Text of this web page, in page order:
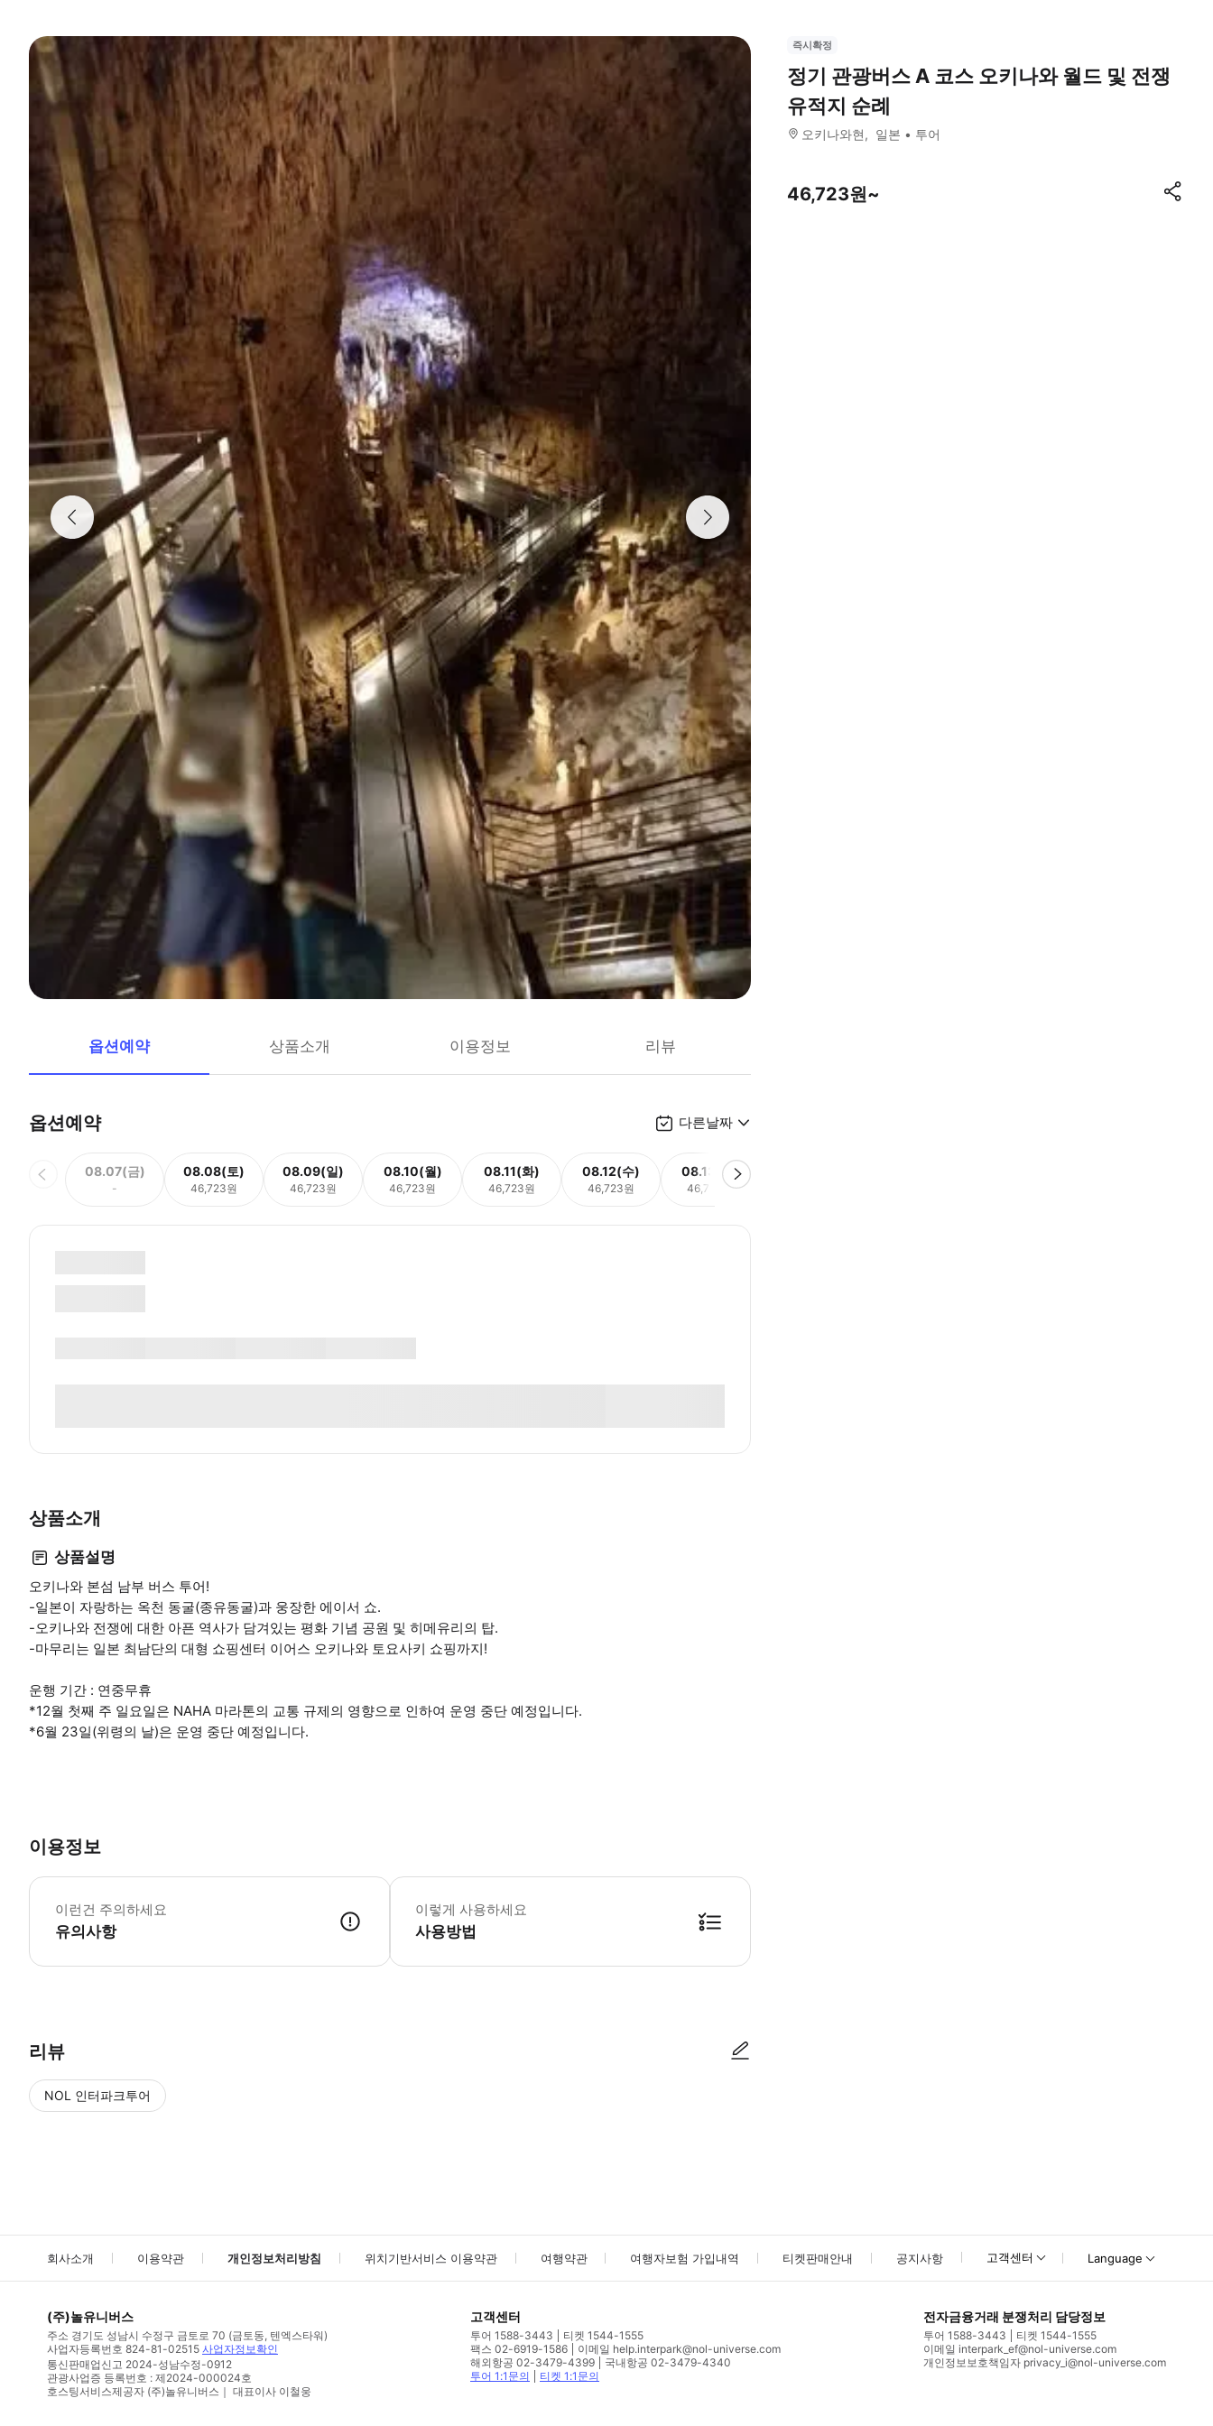
옵션예약 상품소개 이용정보 리뷰
옵션예약 다른날짜
08.07(금)
-
08.08(토)
46,723원
08.09(일)
46,723원
08.10(월)
46,723원
08.11(화)
46,723원
08.12(수)
46,723원
08.13(목)
46,723원
상품소개
상품설명
오키나와 본섬 남부 버스 투어!
-일본이 자랑하는 옥천 동굴(종유동굴)과 웅장한 에이서 쇼.
-오키나와 전쟁에 대한 아픈 역사가 담겨있는 평화 기념 공원 및 히메유리의 탑.
-마무리는 일본 최남단의 대형 쇼핑센터 이어스 오키나와 토요사키 쇼핑까지!
운행 기간 : 연중무휴
*12월 첫째 주 일요일은 NAHA 마라톤의 교통 규제의 영향으로 인하여 운영 중단 예정입니다.
*6월 23일(위령의 날)은 운영 중단 예정입니다.
이용정보
이런건 주의하세요
유의사항
유아(5세 이하) 1명까지 무료 *2명부터는 어린이 요금으로 예약을 접수해 주시기 바랍니다. *유아의 식사 및 입장료는 각자 부담입니다. (오키나와 월드는
이렇게 사용하세요
사용방법
리뷰
NOL 인터파크투어
즉시확정
정기 관광버스 A 코스 오키나와 월드 및 전쟁
유적지 순례
오키나와현 일본 투어
46,723원~
회사소개 이용약관 개인정보처리방침 위치기반서비스 이용약관 여행약관 여행자보험 가입내역 티켓판매안내 공지사항 고객센터 Language
(주)놀유니버스
주소 경기도 성남시 수정구 금토로 70 (금토동, 텐엑스타워)
사업자등록번호 824-81-02515 사업자정보확인
통신판매업신고 2024-성남수정-0912
관광사업증 등록번호 : 제2024-000024호
호스팅서비스제공자 (주)놀유니버스｜ 대표이사 이철웅
고객센터
투어 1588-3443
티켓 1544-1555
팩스 02-6919-1586
이메일 help.interpark@nol-universe.com
해외항공 02-3479-4399
국내항공 02-3479-4340
투어 1:1문의
티켓 1:1문의
전자금융거래 분쟁처리 담당정보
투어 1588-3443
티켓 1544-1555
이메일 interpark_ef@nol-universe.com
개인정보보호책임자 privacy_i@nol-universe.com